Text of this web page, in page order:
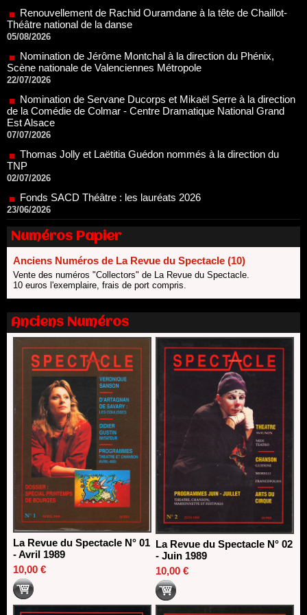
Nomination de Jérôme Montchal à la direction du Phénix,
Scène nationale de Valenciennes Métropole
22/07/2026
Nomination de Servane Ducorps et Mikaël Serre à la direction
de la Comédie de Colmar - Centre Dramatique National Grand
Est Alsace
07/07/2026
Thomas Jolly et Laëtitia Guédon nommés à la direction du
TNP
02/07/2026
Fonds SACD Théâtre : les lauréats 2026
23/06/2026
20/06/2026
Le palmarès des prix SACD 2026
18/06/2026
Les 10 lauréats du Fonds Grandes Formes Théâtre 2026
SACD
13/06/2026
Nomination de Nathalie Garraud et Olivier Saccomano à la
13/06/2026
Dispositif SACD Auteurs d'espaces : les lauréats 2026
18/03/2026
Numéros Papier
Anciens Numéros de La Revue du Spectacle (10)
Vente des numéros "Collectors" de La Revue du Spectacle.
10 euros l'exemplaire, frais de port compris.
Anciens Numéros
La Revue du Spectacle N° 01
- Avril 1989
10,00 €
La Revue du Spectacle N° 02
- Juin 1989
10,00 €